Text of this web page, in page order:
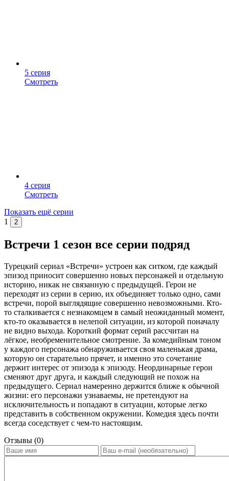
5 серия
Смотреть
4 серия
Смотреть
Показать ещё серии
1
2
Встречи 1 сезон все серии подряд
Турецкий сериал «Встречи» устроен как ситком, где каждый
эпизод приносит совершенно новых персонажей и отдельную
историю, никак не связанную с предыдущей. Герои не
переходят из серии в серию, их объединяет только одно, сами
встречи, порой выглядящие совершенно невозможными. Кто-
то сталкивается с незнакомцем в самый неожиданный момент,
кто-то оказывается в нелепой ситуации, из которой поначалу
не видно выхода. Короткий формат серий рассчитан на
лёгкое, необременительное смотрение. За комедийным тоном
у каждого персонажа обнаруживается своя маленькая драма,
которую он старательно прячет, и именно это сочетание
держит интерес от эпизода к эпизоду. Неординарные герои
сменяют друг друга, и каждый следующий не похож на
предыдущего. Сериал намеренно держится ближе к обычной
жизни: его персонажи узнаваемы, не претендуют на
исключительность и попадают в ситуации, которые легко
представить в собственном окружении. Комедия здесь почти
всегда соседствует с чем-то настоящим.
Отзывы (0)